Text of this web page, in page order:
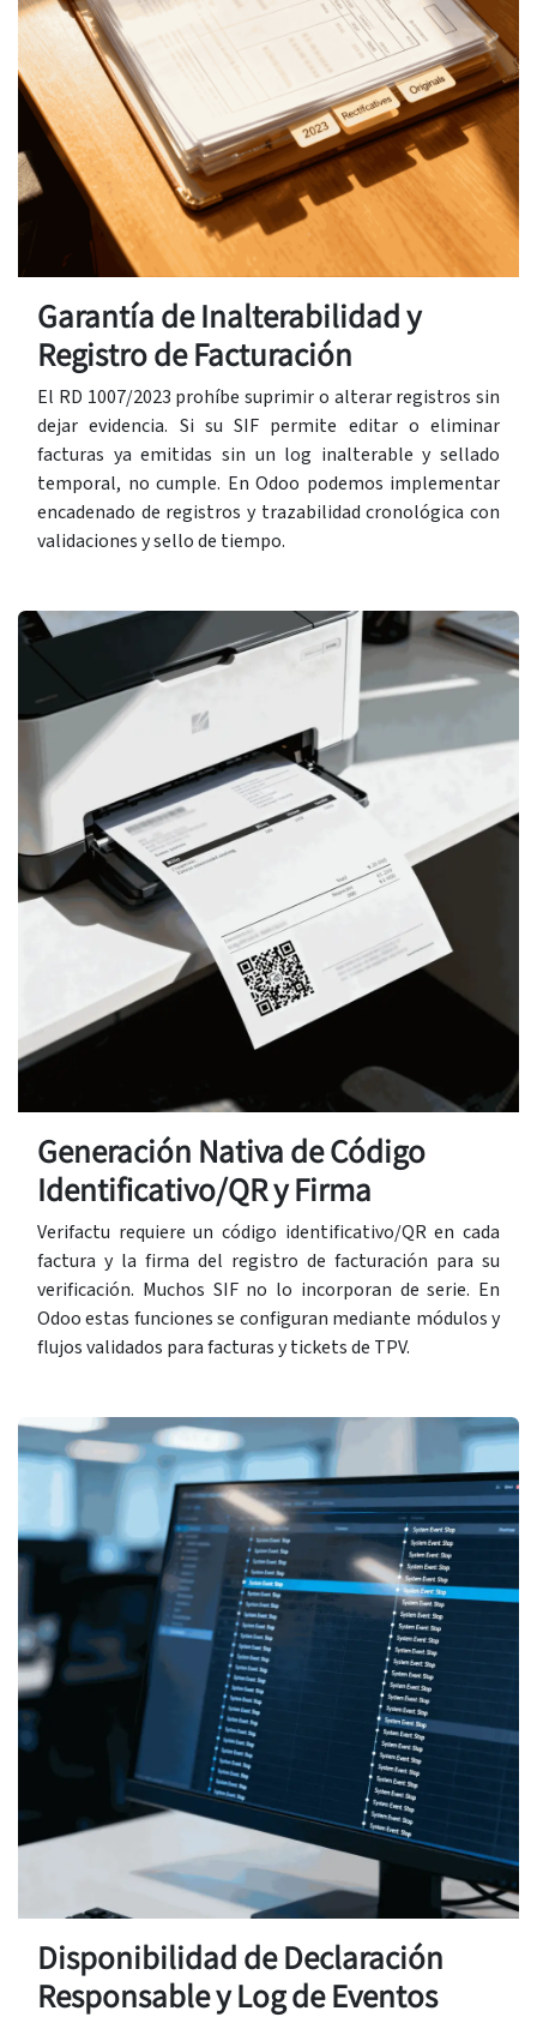
Garantía de Inalterabilidad y
Registro de Facturación
El RD 1007/2023 prohíbe suprimir o alterar registros sin
dejar evidencia. Si su SIF permite editar o eliminar
facturas ya emitidas sin un log inalterable y sellado
temporal, no cumple. En Odoo podemos implementar
encadenado de registros y trazabilidad cronológica con
validaciones y sello de tiempo.
Generación Nativa de Código
Identificativo/QR y Firma
Verifactu requiere un código identificativo/QR en cada
factura y la firma del registro de facturación para su
verificación. Muchos SIF no lo incorporan de serie. En
Odoo estas funciones se configuran mediante módulos y
flujos validados para facturas y tickets de TPV.
Disponibilidad de Declaración
Responsable y Log de Eventos